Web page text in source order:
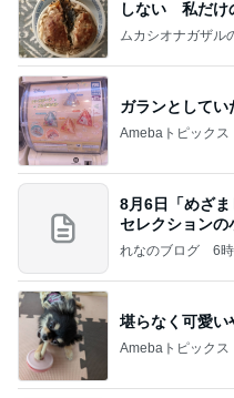
しない 私だけ
補
ムカシオナガザル
ガザル
ガランとして
Amebaトピックス
8月6日「めざ
セレクションの
ン
れなのブログ 6
堪らなく可愛い
Amebaトピックス